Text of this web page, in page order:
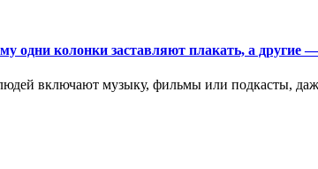
одни колонки заставляют плакать, а другие
включают музыку, фильмы или подкасты,